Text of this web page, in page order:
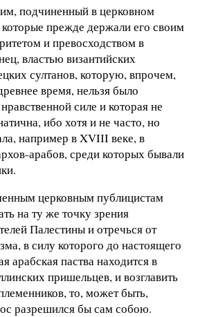
подчиненный в церковном
прежде держали его своим
и превосходством в
властью византийских
султанов, которую, впрочем,
время, нельзя было
силе и которая не
ибо хотя и не часто, но
например в XVIІI веке, в
арабов, среди которых бывали
церковным публицистам
на ту же точку зрения
Палестины и отречься от
в силу которого до настоящего
арабская паства находится в
пришельцев, и возглавить
то, может быть,
разрешился бы сам собою.